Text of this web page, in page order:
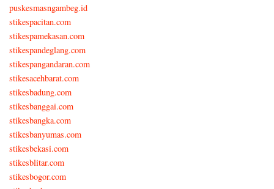
puskesmasngambeg.id
stikespacitan.com
stikespamekasan.com
stikespandeglang.com
stikespangandaran.com
stikesacehbarat.com
stikesbadung.com
stikesbanggai.com
stikesbangka.com
stikesbanyumas.com
stikesbekasi.com
stikesblitar.com
stikesbogor.com